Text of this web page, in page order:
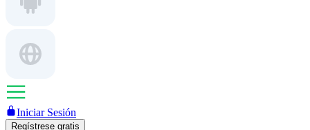
Iniciar Sesión
Regístrese gratis